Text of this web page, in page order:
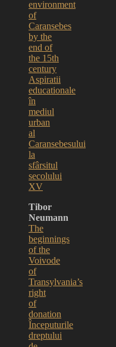
environment
of
Caransebes
by the
end of
the 15th
century
Aspiratii
educationale
în
mediul
urban
al
Caransebesului
la
sfârsitul
secolului
XV
Tibor
Neumann
The
beginnings
of the
Voivode
of
Transylvania’s
right
of
donation
Începuturile
dreptului